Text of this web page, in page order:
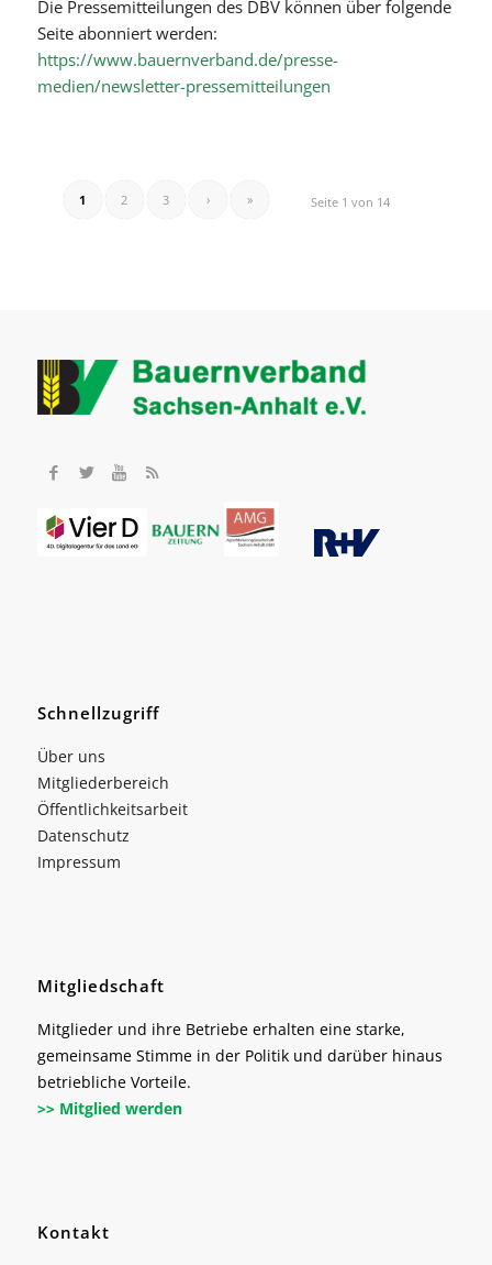
Die Pressemitteilungen des DBV können über folgende
Seite abonniert werden:
https://www.bauernverband.de/presse-
medien/newsletter-pressemitteilungen
Seite 1 von 14
1 2 3 › »
Schnellzugriff
Über uns
Mitgliederbereich
Öffentlichkeitsarbeit
Datenschutz
Impressum
Mitgliedschaft
Mitglieder und ihre Betriebe erhalten eine starke,
gemeinsame Stimme in der Politik und darüber hinaus
betriebliche Vorteile.
>> Mitglied werden
Kontakt